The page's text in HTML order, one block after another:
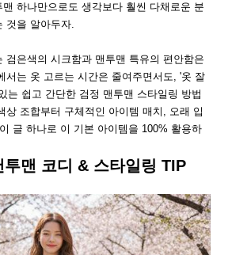
하나만으로도 생각보다 훨씬 다채로운 분
것을 알아두자.
검은색의 시크함과 맨투맨 특유의 편안함은
서는 옷 고르는 시간은 줄여주면서도, '옷 잘
는 쉽고 간단한 검정 맨투맨 스타일링 방법
상 조합부터 구체적인 아이템 매치, 오래 입
글 하나로 이 기본 아이템을 100% 활용하
투맨 코디 & 스타일링 TIP